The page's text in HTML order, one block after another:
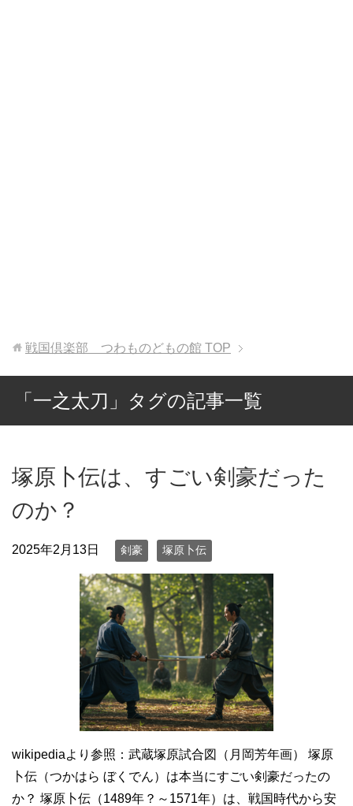
戦国倶楽部 つわものどもの館 TOP
「一之太刀」タグの記事一覧
塚原卜伝は、すごい剣豪だった
のか？
2025年2月13日 剣豪 塚原卜伝
wikipediaより参照：武蔵塚原試合図（月岡芳年画） 塚原
卜伝（つかはら ぼくでん）は本当にすごい剣豪だったの
か？ 塚原卜伝（1489年？～1571年）は、戦国時代から安